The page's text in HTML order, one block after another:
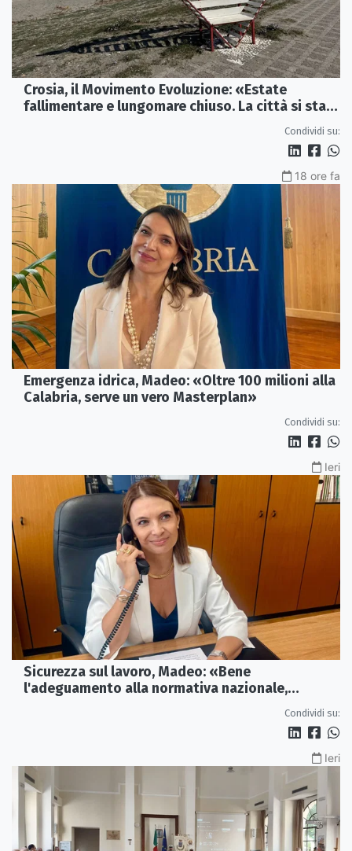
Crosia, il Movimento Evoluzione: «Estate
fallimentare e lungomare chiuso. La città si sta
Condividi su:
18 ore fa
Emergenza idrica, Madeo: «Oltre 100 milioni alla
Calabria, serve un vero Masterplan»
Condividi su:
Ieri
Sicurezza sul lavoro, Madeo: «Bene
l'adeguamento alla normativa nazionale,
Condividi su:
Ieri